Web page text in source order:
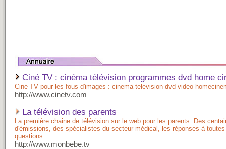
Ciné TV : cinéma télévision programmes dvd home
Cine TV pour les fous d'images : cinema television dvd video
http://www.cinetv.com
La télévision des parents
La première chaine de télévision sur le web pour les parents. Des
d'émissions, des spécialistes du secteur médical, les réponses à
questions...
http://www.monbebe.tv